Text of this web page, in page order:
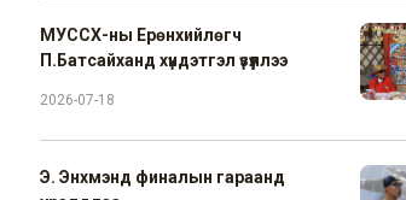
МУССХ-ны Ерөнхийлөгч
П.Батсайханд хүндэтгэл үзүүллээ
2026-07-18
Э. Энхмэнд финалын гараанд